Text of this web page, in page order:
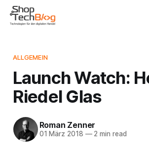
ALLGEMEIN
Launch Watch:
Riedel Glas
Roman Zenner
01 März 2018 —2 min read